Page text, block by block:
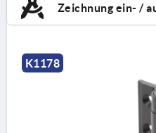
Zeichnung ein- /
K1178